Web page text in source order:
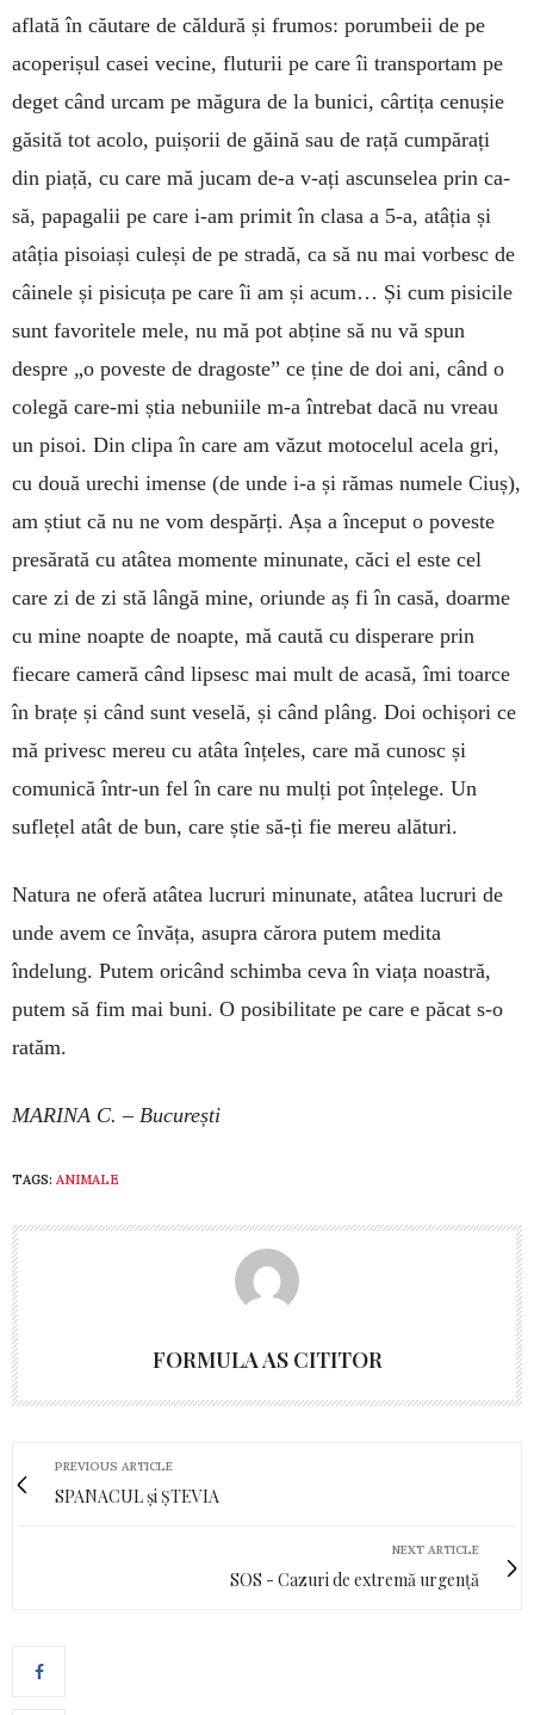
aflată în căutare de căldură și frumos: porumbeii de pe
acoperișul casei ve­cine, fluturii pe care îi trans­portam pe
deget când urcam pe măgura de la bunici, câr­tița cenușie
găsită tot acolo, puișorii de găină sau de rață cumpărați
din piață, cu care mă jucam de-a v-ați as­cun­­selea prin ca­
să, papagalii pe care i-am primit în clasa a 5-a, atâția și
atâția pisoiași culeși de pe stradă, ca să nu mai vorbesc de
câinele și pisi­cuța pe care îi am și acum… Și cum pisicile
sunt favoritele mele, nu mă pot abține să nu vă spun
despre „o poveste de dragoste” ce ține de doi ani, când o
colegă care-mi știa nebu­niile m-a întrebat dacă nu vreau
un pisoi. Din clipa în care am văzut mo­tocelul acela gri,
cu două urechi imense (de unde i-a și rămas numele Ciuș),
am știut că nu ne vom despărți. Așa a început o poveste
pre­sărată cu atâtea momente minunate, căci el este cel
care zi de zi stă lângă mine, ori­unde aș fi în casă, doarme
cu mine noapte de noapte, mă caută cu dis­perare prin
fiecare cameră când lip­sesc mai mult de acasă, îmi toarce
în brațe și când sunt veselă, și când plâng. Doi ochișori ce
mă privesc me­reu cu atâta înțeles, care mă cunosc și
comunică într-un fel în care nu mulți pot înțelege. Un
suflețel atât de bun, care știe să-ți fie mereu alături.
Natura ne oferă atâtea lucruri mi­nu­nate, atâtea lucruri de
unde avem ce învăța, asupra cărora putem medita
îndelung. Putem oricând schimba ceva în viața noastră,
putem să fim mai buni. O posi­bi­li­tate pe care e pă­cat s-o
ratăm.
MARINA C. – București
TAGS: ANIMALE
FORMULA AS CITITOR
PREVIOUS ARTICLE
SPANACUL și ȘTEVIA
NEXT ARTICLE
SOS - Cazuri de extremă urgență